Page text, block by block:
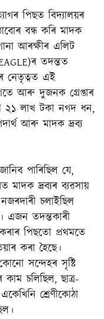
পিছত বিদ্যালয়ৰ
বন্ধ কৰি মাদক
আৰক্ষীৰ এলিট
তদন্তত
নেতৃত্বত এই
আৰু দুজনক গ্ৰেপ্তাৰ
২১ লাখ টকা নগদ ধন,
আৰু মাদক দ্ৰব্য
পাৰিছিল যে,
মাদক দ্ৰব্যৰ ব্যৱসায়
চলাইছিল
এজন তদন্তকাৰী
পিছতো প্ৰথমতে
কৰা হৈছে।
সন্দেহৰ সৃষ্টি
চলিছিল, ছাত্ৰ-
শ্ৰেণীকোঠা